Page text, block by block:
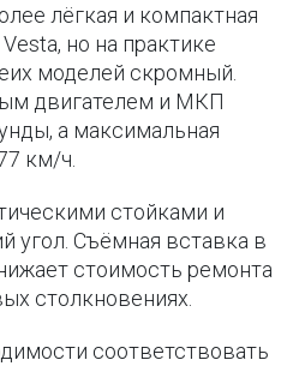
лёгкая и компактная
но на практике
моделей скромный.
двигателем и МКП
а максимальная
км/ч.
стойками и
угол. Съёмная вставка в
стоимость ремонта
столкновениях.
соответствовать